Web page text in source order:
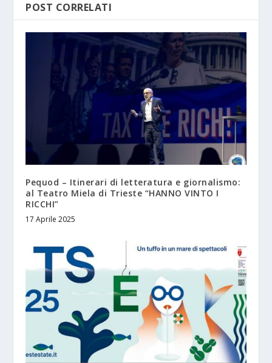
POST CORRELATI
Pequod – Itinerari di letteratura e giornalismo:
al Teatro Miela di Trieste “HANNO VINTO I
RICCHI”
17 Aprile 2025